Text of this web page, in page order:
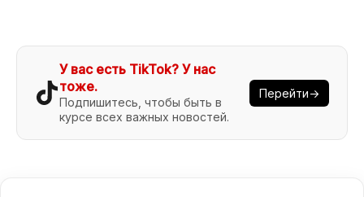
У вас есть TikTok? У нас
тоже.
Подпишитесь, чтобы быть в
курсе всех важных новостей.
Перейти→